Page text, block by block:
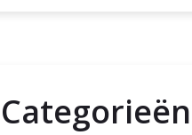
Categorieën